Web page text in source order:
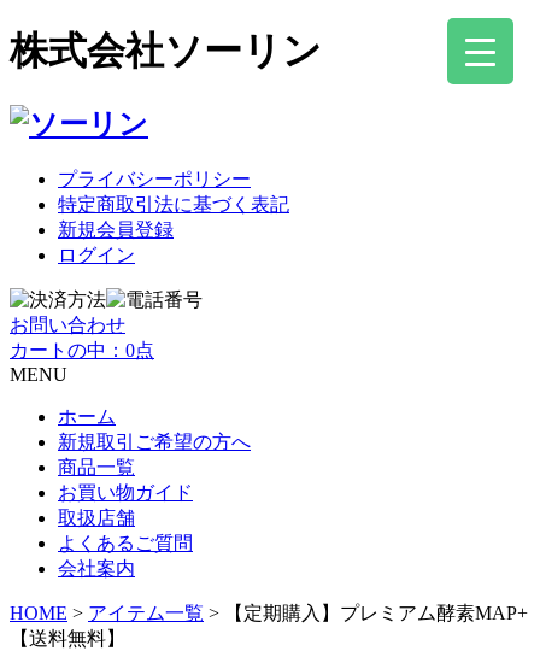
株式会社ソーリン
プライバシーポリシー
特定商取引法に基づく表記
新規会員登録
ログイン
お問い合わせ
カートの中：0点
MENU
ホーム
新規取引ご希望の方へ
商品一覧
お買い物ガイド
取扱店舗
よくあるご質問
会社案内
HOME > アイテム一覧 >
【定期購入】プレミアム酵素MAP+
【送料無料】